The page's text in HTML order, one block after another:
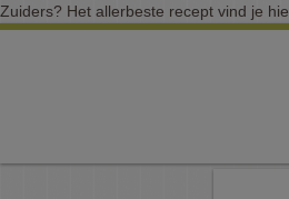
Zuiders? Het allerbeste recept vind je